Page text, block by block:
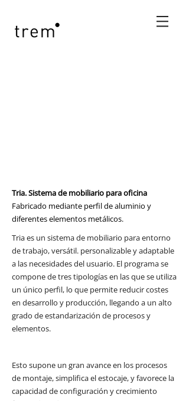
Tria. Sistema de mobiliario para oficina
Fabricado mediante perfil de aluminio y
diferentes elementos metálicos.
Tria es un sistema de mobiliario para entorno
de trabajo, versátil. personalizable y adaptable
a las necesidades del usuario. El programa se
compone de tres tipologías en las que se utiliza
un único perfil, lo que permite reducir costes
en desarrollo y producción, llegando a un alto
grado de estandarización de procesos y
elementos.
Esto supone un gran avance en los procesos
de montaje, simplifica el estocaje, y favorece la
capacidad de configuración y crecimiento